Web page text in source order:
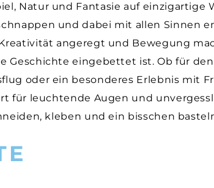
Natur und Fantasie auf einzigartige
und dabei mit allen Sinnen
angeregt und Bewegung
Geschichte eingebettet ist. Ob für den
oder ein besonderes Erlebnis mit
für leuchtende Augen und
kleben und ein bisschen